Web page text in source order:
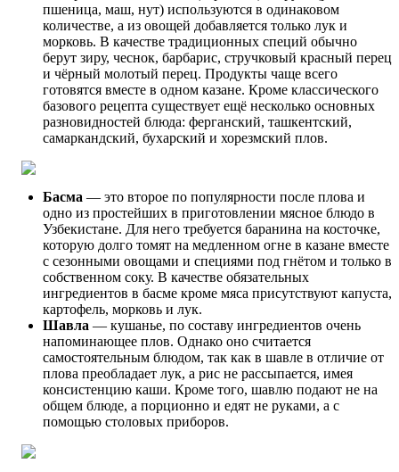
пшеница, маш, нут) используются в одинаковом
количестве, а из овощей добавляется только лук и
морковь. В качестве традиционных специй обычно
берут зиру, чеснок, барбарис, стручковый красный перец
и чёрный молотый перец. Продукты чаще всего
готовятся вместе в одном казане. Кроме классического
базового рецепта существует ещё несколько основных
разновидностей блюда: ферганский, ташкентский,
самаркандский, бухарский и хорезмский плов.
Басма — это второе по популярности после плова и
одно из простейших в приготовлении мясное блюдо в
Узбекистане. Для него требуется баранина на косточке,
которую долго томят на медленном огне в казане вместе
с сезонными овощами и специями под гнётом и только в
собственном соку. В качестве обязательных
ингредиентов в басме кроме мяса присутствуют капуста,
картофель, морковь и лук.
Шавла — кушанье, по составу ингредиентов очень
напоминающее плов. Однако оно считается
самостоятельным блюдом, так как в шавле в отличие от
плова преобладает лук, а рис не рассыпается, имея
консистенцию каши. Кроме того, шавлю подают не на
общем блюде, а порционно и едят не руками, а с
помощью столовых приборов.